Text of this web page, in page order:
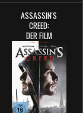
ASSASSIN'S
CREED:
DER FILM